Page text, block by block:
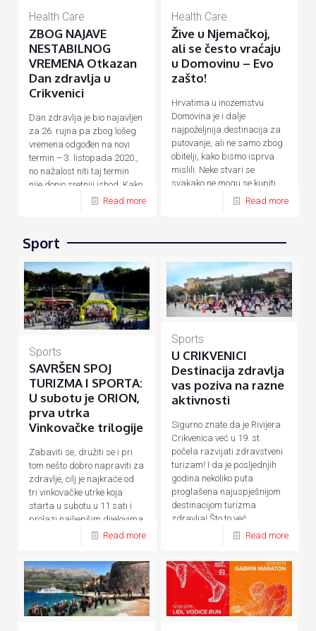
Health Care
ZBOG NAJAVE
NESTABILNOG
VREMENA Otkazan
Dan zdravlja u
Crikvenici
Dan zdravlja je bio najavljen
za 26. rujna pa zbog lošeg
vremena odgođen na novi
termin – 3. listopada 2020.,
no nažalost niti taj termin
nije donio sretniji ishod. Kako
Read more
Health Care
Žive u Njemačkoj,
ali se često vraćaju
u Domovinu – Evo
zašto!
Hrvatima u inozemstvu
Domovina je i dalje
najpoželjnija destinacija za
putovanje, ali ne samo zbog
obitelji, kako bismo isprva
mislili. Neke stvari se
svakako ne mogu se kupiti
Read more
Sport
Sports
SAVRŠEN SPOJ
TURIZMA I SPORTA:
U subotu je ORION,
prva utrka
Vinkovačke trilogije
Zabaviti se, družiti se i pri
tom nešto dobro napraviti za
zdravlje, cilj je najkraće od
tri vinkovačke utrke koja
starta u subotu u 11 sati i
prolazi najljepšim dijelovima
Read more
Sports
U CRIKVENICI
Destinacija zdravlja
vas poziva na razne
aktivnosti
Sigurno znate da je Rivijera
Crikvenica već u 19. st.
počela razvijati zdravstveni
turizam! I da je posljednjih
godina nekoliko puta
proglašena najuspješnijom
destinacijom turizma
zdravlja! Što to već
[…] Read more